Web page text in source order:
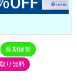
長期保管
り無料